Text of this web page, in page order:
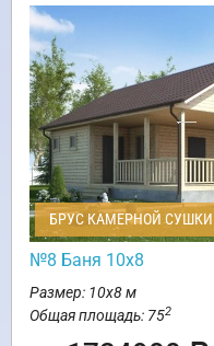
БРУС КАМЕРНОЙ СУШКИ
№8 Баня 10х8
Размер: 10х8 м
Общая площадь: 752